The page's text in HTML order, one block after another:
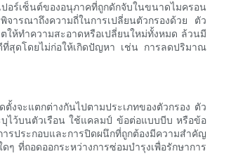
อร์เซ็นต์ของอนุภาคที่ถูกดักจับในขนาดไมครอน
ารณาถึงความถี่ในการเปลี่ยนตัวกรองด้วย ตัว
ให้ทำความสะอาดหรือเปลี่ยนใหม่ทั้งหมด ล้วนมี
ที่สุดโดยไม่ก่อให้เกิดปัญหา เช่น การลดปริมาณ
ตั้งจะแตกต่างกันไปตามประเภทของตัวกรอง ตัว
บุไว้บนตัวเรือน ใช้แคลมป์ ข้อต่อแบบบีบ หรือข้อ
รประกอบและการปิดผนึกที่ถูกต้องมีความสำคัญ
ที่ถอดออกระหว่างการซ่อมบำรุงเพื่อรักษาการ